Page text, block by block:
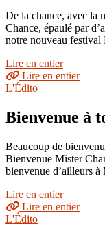
De la chance, avec la
Chance, épaulé par
notre nouveau festival
Lire en entier
Lire en entier
L'Édito
Bienvenue à
Beaucoup de
Bienvenue Mister
bienvenue d’ailleurs
Lire en entier
Lire en entier
L'Édito